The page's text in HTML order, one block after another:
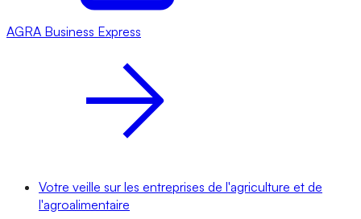
AGRA Business Express
Votre veille sur les entreprises de l'agriculture et de
l'agroalimentaire